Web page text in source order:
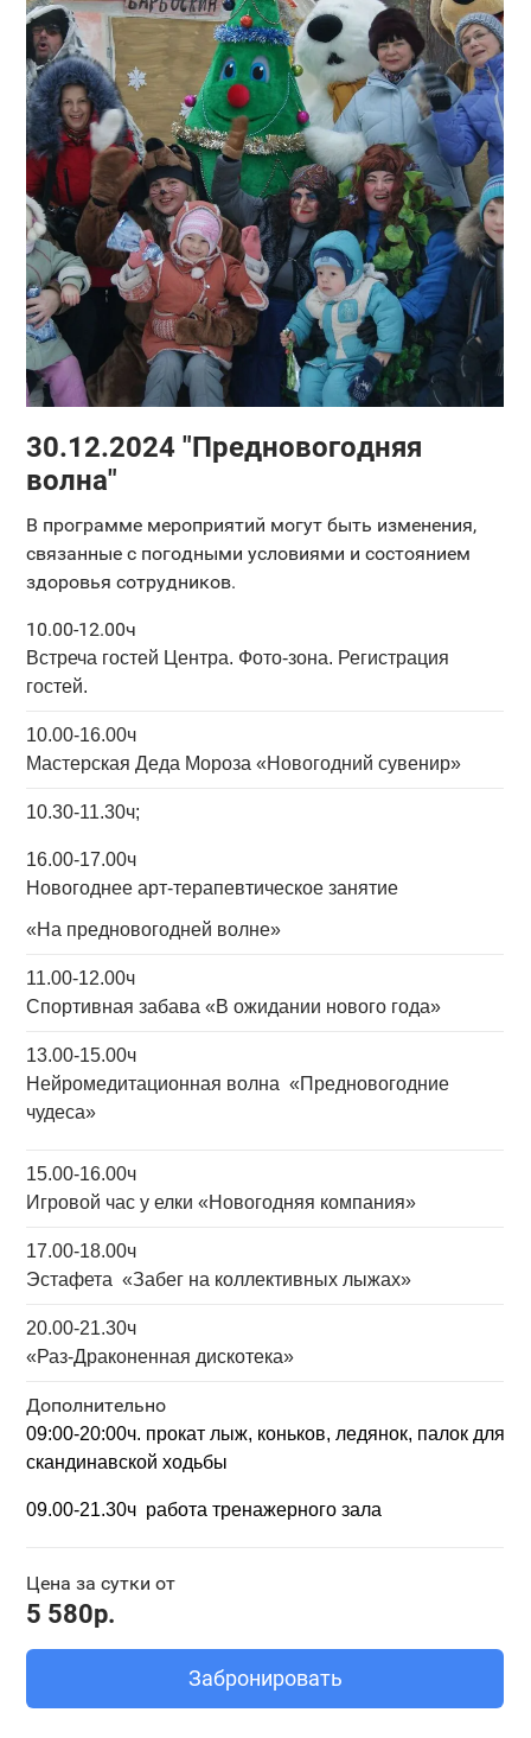
30.12.2024 "Предновогодняя
волна"
В программе мероприятий могут быть изменения,
связанные с погодными условиями и состоянием
здоровья сотрудников.
10.00-12.00ч
Встреча гостей Центра. Фото-зона. Регистрация
гостей.
10.00-16.00ч
Мастерская Деда Мороза «Новогодний сувенир»
10.30-11.30ч;
16.00-17.00ч
Новогоднее арт-терапевтическое занятие
«На предновогодней волне»
11.00-12.00ч
Спортивная забава «В ожидании нового года»
13.00-15.00ч
Нейромедитационная волна«Предновогодние
чудеса»
15.00-16.00ч
Игровой час у елки «Новогодняя компания»
17.00-18.00ч
Эстафета «Забег на коллективных лыжах»
20.00-21.30ч
«Раз-Драконенная дискотека»
Дополнительно
09:00-20:00ч. прокат лыж, коньков, ледянок, палок для
скандинавской ходьбы
09.00-21.30ч работа тренажерного зала
Цена за сутки от
5 580р.
Забронировать